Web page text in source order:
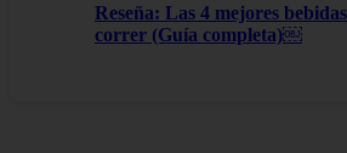
Reseña: Las 4 mejores
correr (Guía completa)￼